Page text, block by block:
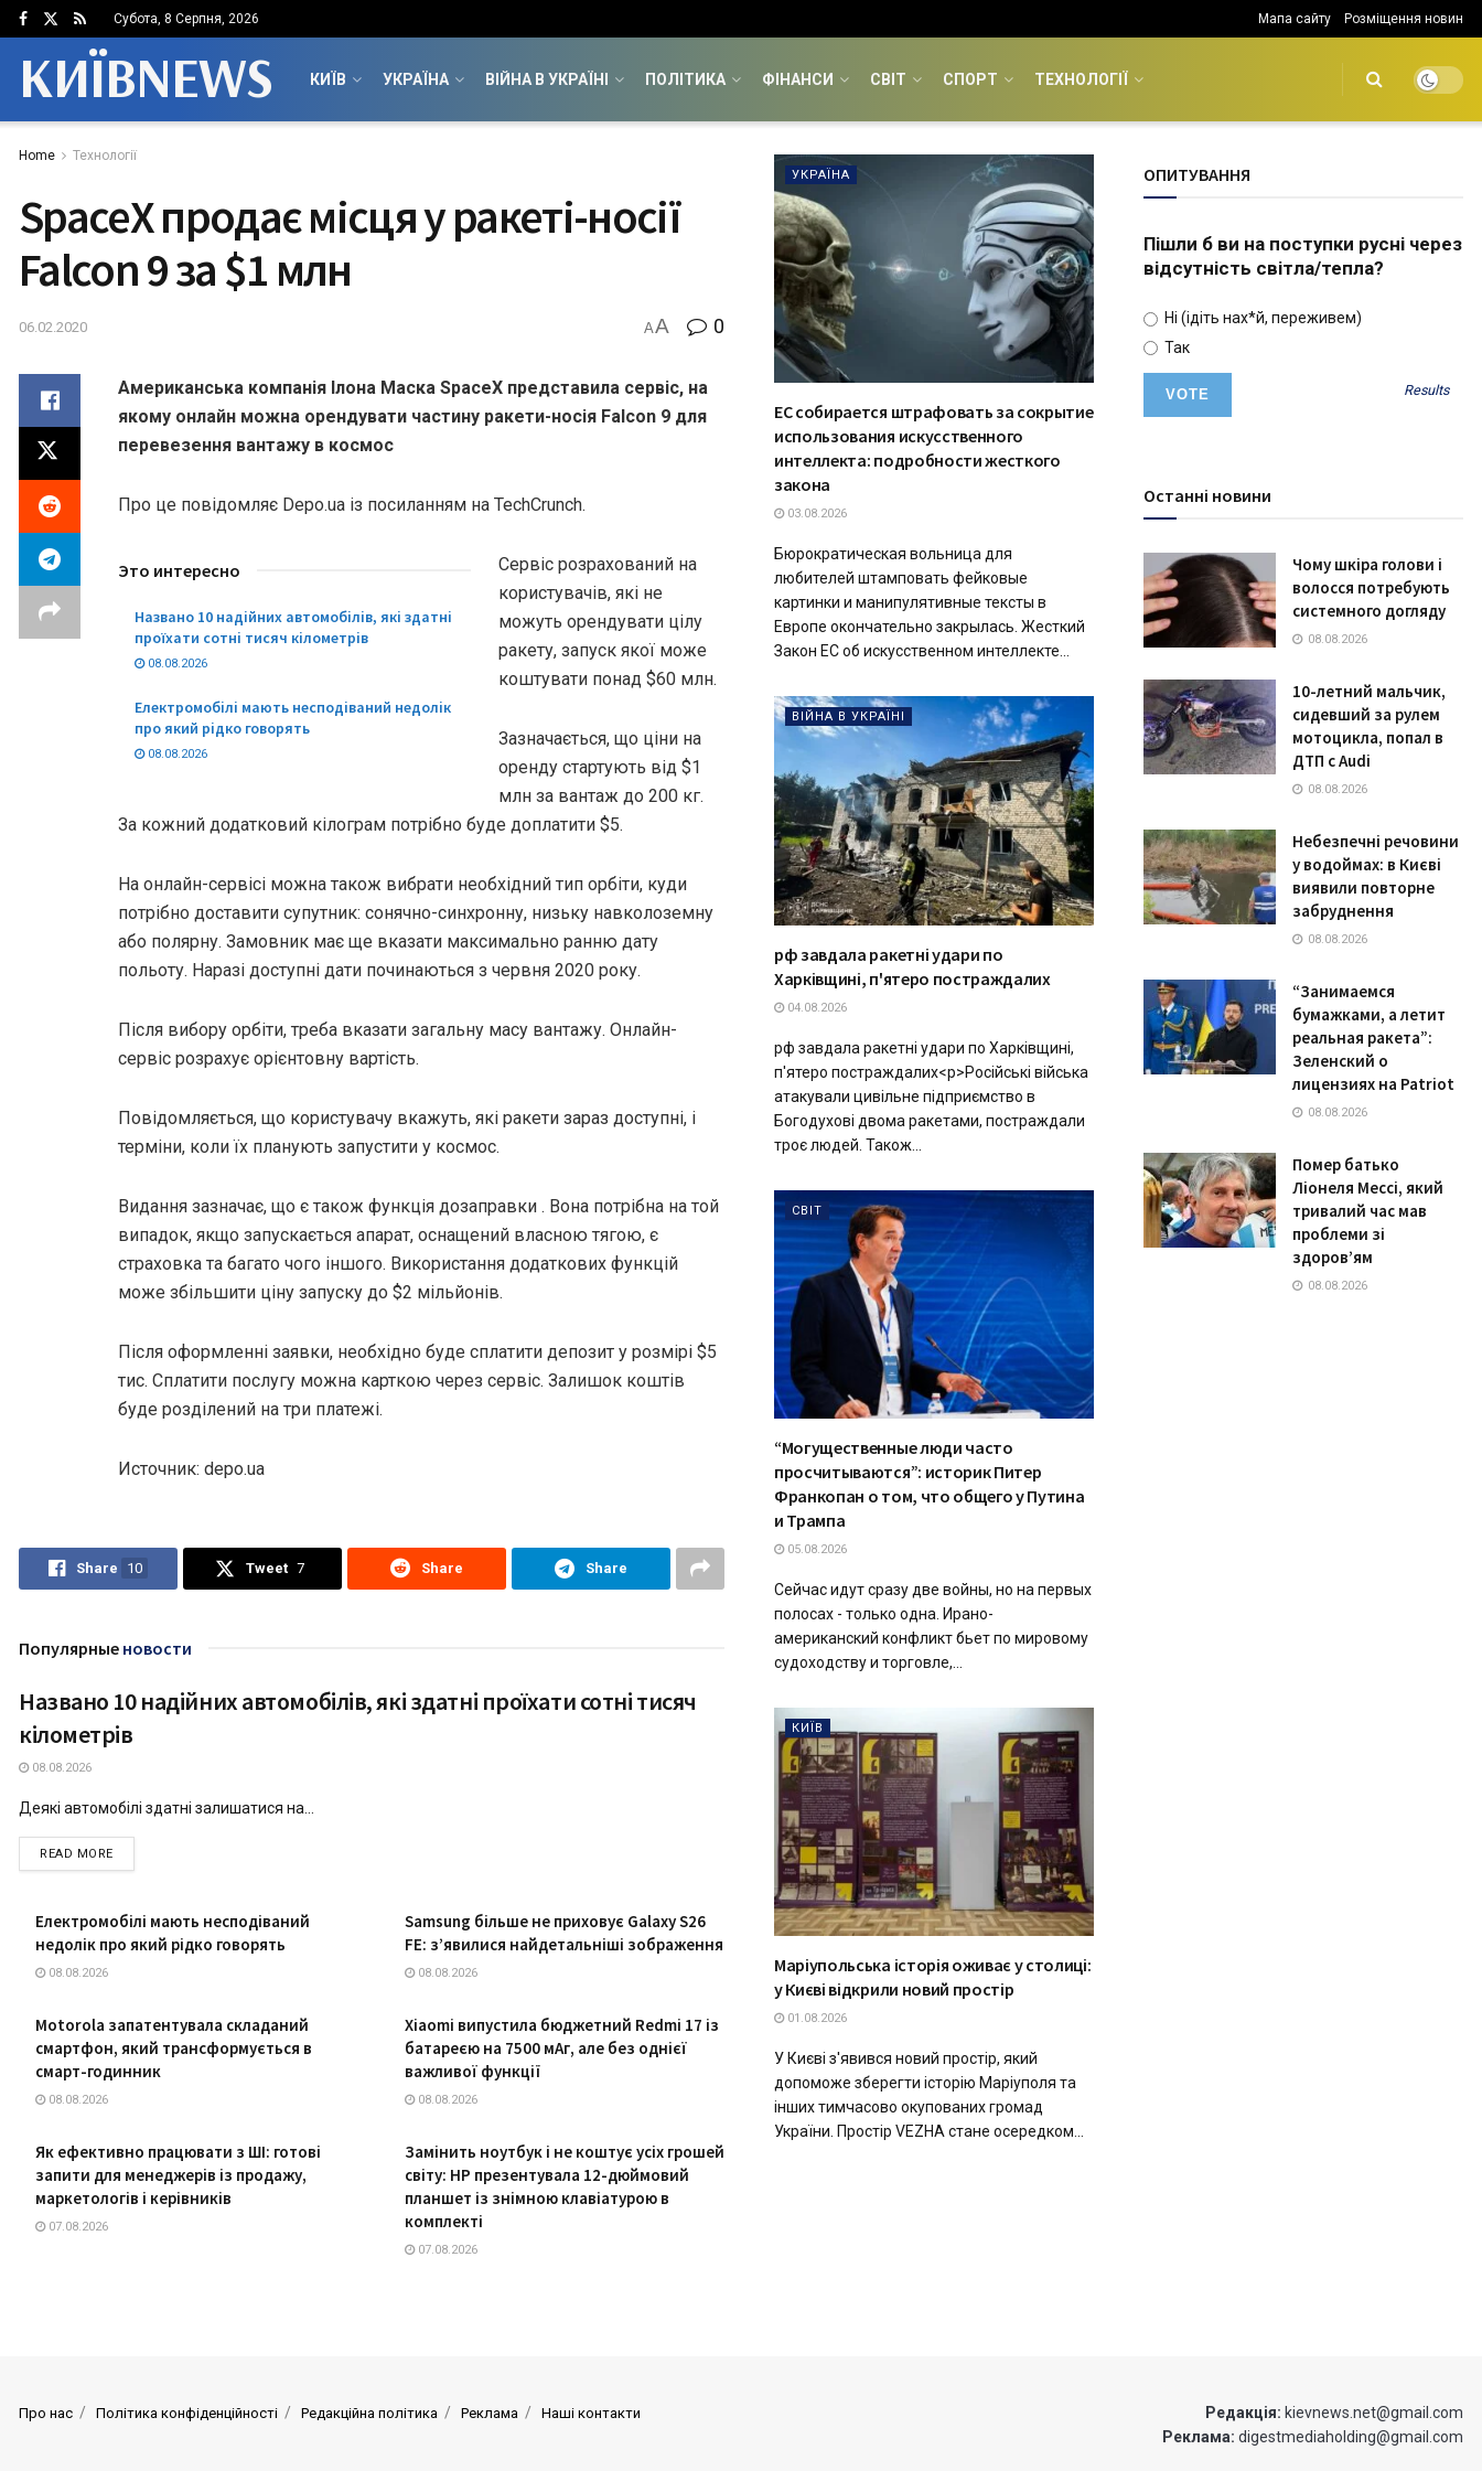
Субота, 8 Серпня, 2026 Мапа сайту Розміщення новин
КИЇВNEWS КИЇВ УКРАЇНА ВІЙНА В УКРАЇНІ ПОЛІТИКА ФІНАНСИ СВІТ СПОРТ ТЕХНОЛОГІЇ
Home Технології
SpaceX продає місця у ракеті-носії
Falcon 9 за $1 млн
06.02.2020 AA 0
Американська компанія Ілона Маска SpaceX представила сервіс, на
якому онлайн можна орендувати частину ракети-носія Falcon 9 для
перевезення вантажу в космос
Про це повідомляє Depo.ua із посиланням на TechCrunch.
Это интересно
Названо 10 надійних автомобілів, які здатні
проїхати сотні тисяч кілометрів
08.08.2026
Електромобілі мають несподіваний недолік
про який рідко говорять
08.08.2026
Сервіс розрахований на
користувачів, які не
можуть орендувати цілу
ракету, запуск якої може
коштувати понад $60 млн.
Зазначається, що ціни на
оренду стартують від $1
млн за вантаж до 200 кг.
За кожний додатковий кілограм потрібно буде доплатити $5.
На онлайн-сервісі можна також вибрати необхідний тип орбіти, куди
потрібно доставити супутник: сонячно-синхронну, низьку навколоземну
або полярну. Замовник має ще вказати максимально ранню дату
польоту. Наразі доступні дати починаються з червня 2020 року.
Після вибору орбіти, треба вказати загальну масу вантажу. Онлайн-
сервіс розрахує орієнтовну вартість.
Повідомляється, що користувачу вкажуть, які ракети зараз доступні, і
терміни, коли їх планують запустити у космос.
Видання зазначає, що є також функція дозаправки . Вона потрібна на той
випадок, якщо запускається апарат, оснащений власною тягою, є
страховка та багато чого іншого. Використання додаткових функцій
може збільшити ціну запуску до $2 мільйонів.
Після оформленні заявки, необхідно буде сплатити депозит у розмірі $5
тис. Сплатити послугу можна карткою через сервіс. Залишок коштів
буде розділений на три платежі.
Источник: depo.ua
Share 10 Tweet 7 Share Share
Популярные новости
ТЕХНОЛОГІЇ
Названо 10 надійних автомобілів, які здатні проїхати сотні тисяч
кілометрів
08.08.2026
Деякі автомобілі здатні залишатися на...
READ MOREDETAILS
Електромобілі мають несподіваний
недолік про який рідко говорять
08.08.2026
Samsung більше не приховує Galaxy S26
FE: з’явилися найдетальніші зображення
08.08.2026
Motorola запатентувала складаний
смартфон, який трансформується в
смарт-годинник
08.08.2026
Xiaomi випустила бюджетний Redmi 17 із
батареєю на 7500 мАг, але без однієї
важливої функції
08.08.2026
Як ефективно працювати з ШІ: готові
запити для менеджерів із продажу,
маркетологів і керівників
07.08.2026
Замінить ноутбук і не коштує усіх грошей
світу: HP презентувала 12-дюймовий
планшет із знімною клавіатурою в
комплекті
07.08.2026
УКРАЇНА
ЕС собирается штрафовать за сокрытие
использования искусственного
интеллекта: подробности жесткого
закона
03.08.2026
Бюрократическая вольница для
любителей штамповать фейковые
картинки и манипулятивные тексты в
Европе окончательно закрылась. Жесткий
Закон ЕС об искусственном интеллекте...
ВІЙНА В УКРАЇНІ
рф завдала ракетні удари по
Харківщині, п'ятеро постраждалих
04.08.2026
рф завдала ракетні удари по Харківщині,
п'ятеро постраждалих<p>Російські війська
атакували цивільне підприємство в
Богодухові двома ракетами, постраждали
троє людей. Також...
СВІТ
“Могущественные люди часто
просчитываются”: историк Питер
Франкопан о том, что общего у Путина
и Трампа
05.08.2026
Сейчас идут сразу две войны, но на первых
полосах - только одна. Ирано-
американский конфликт бьет по мировому
судоходству и торговле,...
КИЇВ
Маріупольська історія оживає у столиці:
у Києві відкрили новий простір
01.08.2026
У Києві з'явився новий простір, який
допоможе зберегти історію Маріуполя та
інших тимчасово окупованих громад
України. Простір VEZHA стане осередком...
ОПИТУВАННЯ
Пішли б ви на поступки русні через
відсутність світла/тепла?
Ні (ідіть нах*й, переживем)
Так
Results
Останні новини
Чому шкіра голови і
волосся потребують
системного догляду
08.08.2026
10-летний мальчик,
сидевший за рулем
мотоцикла, попал в
ДТП с Audi
08.08.2026
Небезпечні речовини
у водоймах: в Києві
виявили повторне
забруднення
08.08.2026
“Занимаемся
бумажками, а летит
реальная ракета”:
Зеленский о
лицензиях на Patriot
08.08.2026
Помер батько
Ліонеля Мессі, який
тривалий час мав
проблеми зі
здоров’ям
08.08.2026
Про нас Політика конфіденційності Редакційна політика Реклама Наші контакти Редакція: kievnews.net@gmail.com
Реклама: digestmediaholding@gmail.com